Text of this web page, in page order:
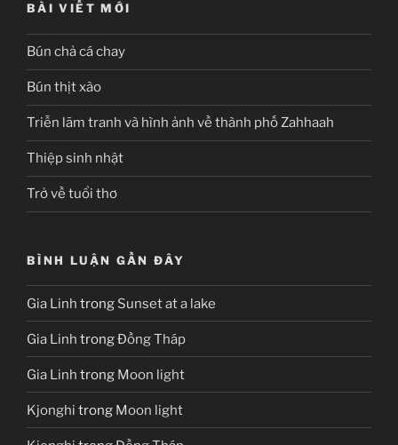
BÀI VIẾT MỚI
Bún chả cá chay
Bún thịt xào
Triễn lãm tranh và hình ảnh về thành phố Zahhaah
Thiệp sinh nhật
Trở về tuổi thơ
BÌNH LUẬN GẦN ĐÂY
Gia Linh trong Sunset at a lake
Gia Linh trongĐồng Tháp
Gia Linh trong Moon light
Kjonghi trong Moon light